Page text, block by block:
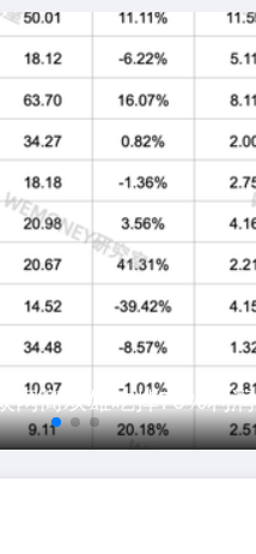
说念主市集，首款家
网商双雄吃掉70%利
国试行免签战略，社
说念主市集，首款家
网商双雄吃掉70%利